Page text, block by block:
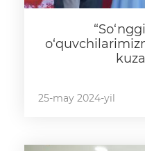
25-may 2024-yil